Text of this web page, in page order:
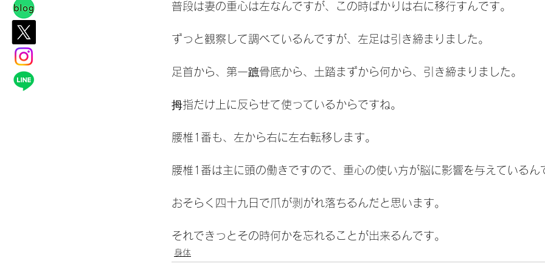
普段は妻の重心は左なんですが、この時ばかりは右に移行すんです。
ずっと観察して調べているんですが、左足は引き締まりました。
足首から、第一蹠骨底から、土踏まずから何から、引き締まりました。
拇指だけ上に反らせて使っているからですね。
腰椎1番も、左から右に左右転移します。
腰椎1番は主に頭の働きですので、重心の使い方が脳に影響を与えているん
おそらく四十九日で爪が剥がれ落ちるんだと思います。
それできっとその時何かを忘れることが出来るんです。
身体